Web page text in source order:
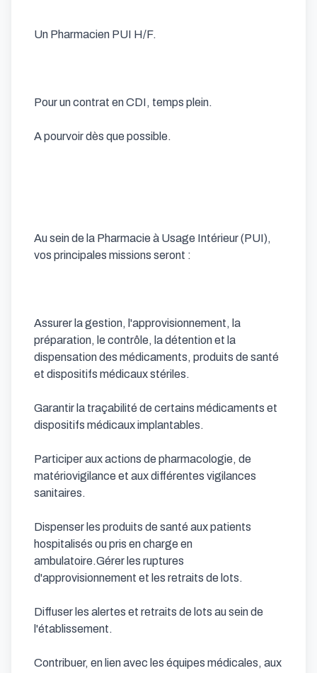
Un Pharmacien PUI H/F.
Pour un contrat en CDI, temps plein.
A pourvoir dès que possible.
Au sein de la Pharmacie à Usage Intérieur (PUI),
vos principales missions seront :
Assurer la gestion, l'approvisionnement, la
préparation, le contrôle, la détention et la
dispensation des médicaments, produits de santé
et dispositifs médicaux stériles.
Garantir la traçabilité de certains médicaments et
dispositifs médicaux implantables.
Participer aux actions de pharmacologie, de
matériovigilance et aux différentes vigilances
sanitaires.
Dispenser les produits de santé aux patients
hospitalisés ou pris en charge en
ambulatoire.Gérer les ruptures
d'approvisionnement et les retraits de lots.
Diffuser les alertes et retraits de lots au sein de
l'établissement.
Contribuer, en lien avec les équipes médicales, aux